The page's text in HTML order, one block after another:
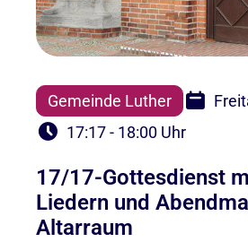
Gemeinde Luther
17:17 - 18:00 Uhr
17/17-Gottesdienst
Liedern und
Altarraum